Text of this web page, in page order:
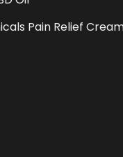
Pain Relief